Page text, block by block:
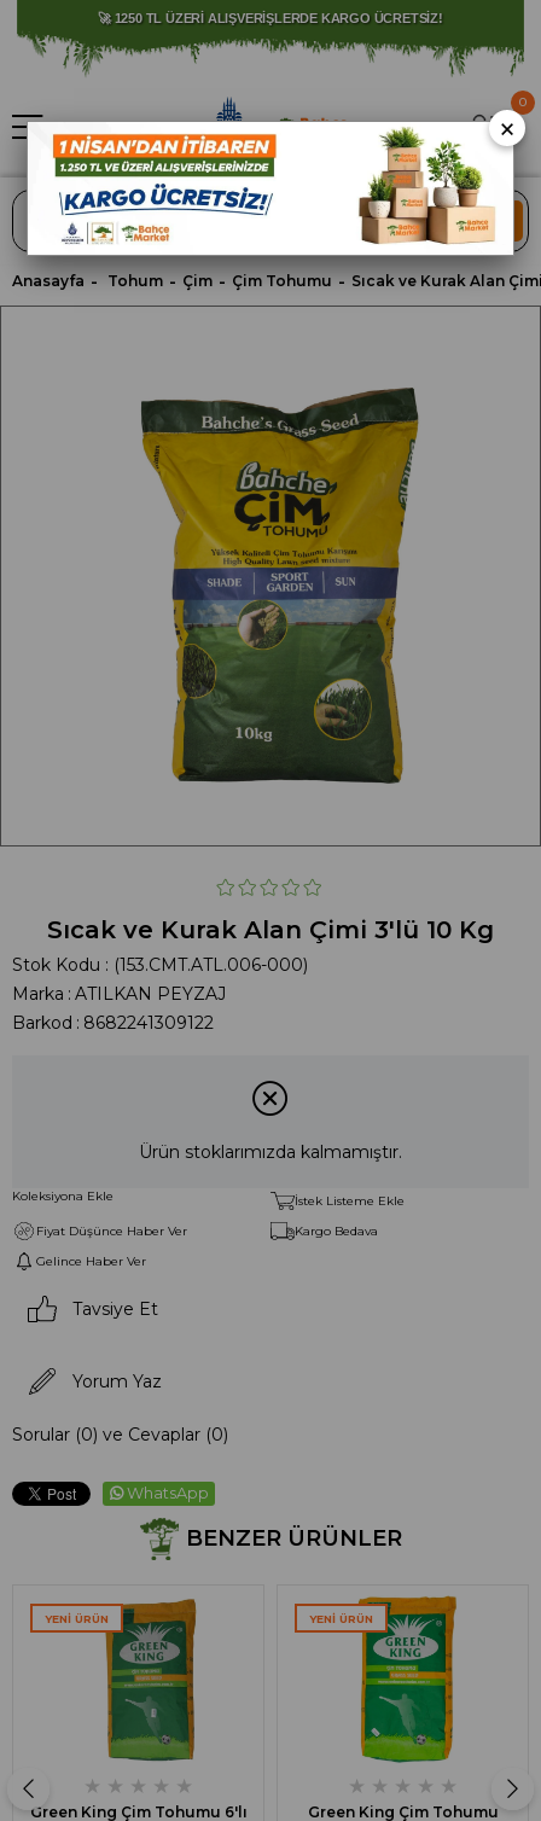
⚠️ SATIŞLARIMIZ YALNIZCA İSTANBUL İLİ İLE SINIRLIDIR.
ARA
0
Anasayfa Tohum Çim Çim Tohumu
Sıcak ve Kurak Alan Çimi 3'lü 10 Kg
Stok Kodu
(153.CMT.ATL.006-000)
Marka : ATILKAN PEYZAJ
Barkod : 8682241309122
Ürün stoklarımızda kalmamıştır.
Koleksiyona Ekle
İstek Listeme Ekle
Fiyat Düşünce Haber Ver
Kargo Bedava
Gelince Haber Ver
Tavsiye Et
Yorum Yaz
Sorular (0) ve Cevaplar (0)
WhatsApp
BENZER ÜRÜNLER
★ ★ ★ ★ ★
Green King Çim Tohumu 6'lı
YENI ÜRÜN
★ ★ ★ ★ ★
Green King Çim Tohumu
YENI ÜRÜN
×